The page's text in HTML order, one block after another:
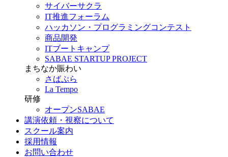
サイバーサクラ
IT推進フォーラム
ハッカソン・プログラミングコンテスト
商品開発
ITブートキャンプ
SABAE STARTUP PROJECT
まちなか賑わい
さばぷら
La Tempo
研修
オープンSABAE
講演依頼・視察について
スクール案内
採用情報
お問い合わせ